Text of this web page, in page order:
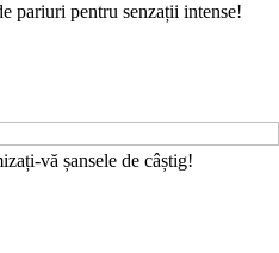
pariuri pentru senzații intense!
vă șansele de câștig!